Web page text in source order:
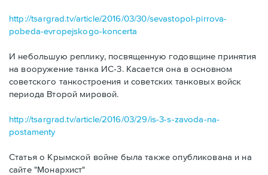
http://tsargrad.tv/article/2016/03/30/sevastopol-pirrova-
pobeda-evropejskogo-koncerta
И небольшую реплику, посвященную годовщине принятия
на вооружение танка ИС-3. Касается она в основном
советского танкостроения и советских танковых войск
периода Второй мировой.
http://tsargrad.tv/article/2016/03/29/is-3-s-zavoda-na-
postamenty
Статья о Крымской войне была также опубликована и на
сайте "Монархист"